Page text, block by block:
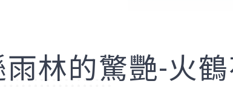
林的驚艷-火